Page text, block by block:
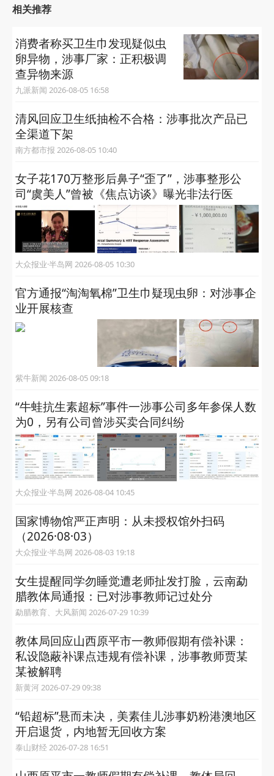
相关推荐
消费者称买卫生巾发现疑似虫
卵异物，涉事厂家：正积极调
查异物来源
九派新闻 2026-08-05 16:58
清风回应卫生纸抽检不合格：涉事批次产品已
全渠道下架
南方都市报 2026-08-05 10:40
女子花170万整形后鼻子“歪了”，涉事整形公
司“虞美人”曾被《焦点访谈》曝光非法行医
大众报业·半岛网 2026-08-05 10:30
官方通报“淘淘氧棉”卫生巾疑现虫卵：对涉事企
业开展核查
紫牛新闻 2026-08-05 09:18
“牛蛙抗生素超标”事件一涉事公司多年参保人数
为0，另有公司曾涉买卖合同纠纷
大众报业·半岛网 2026-08-04 10:45
国家博物馆严正声明：从未授权馆外扫码
（2026·08·03）
大众报业·半岛网 2026-08-03 19:18
女生提醒同学勿睡觉遭老师扯发打脸，云南勐
腊教体局通报：已对涉事教师记过处分
勐腊教育、大风新闻 2026-07-29 10:39
教体局回应山西原平市一教师假期有偿补课：
私设隐蔽补课点违规有偿补课，涉事教师贾某
某被解聘
新黄河 2026-07-29 09:38
“铅超标”悬而未决，美素佳儿涉事奶粉港澳地区
开启退货，内地暂无回收方案
泰山财经 2026-07-28 16:51